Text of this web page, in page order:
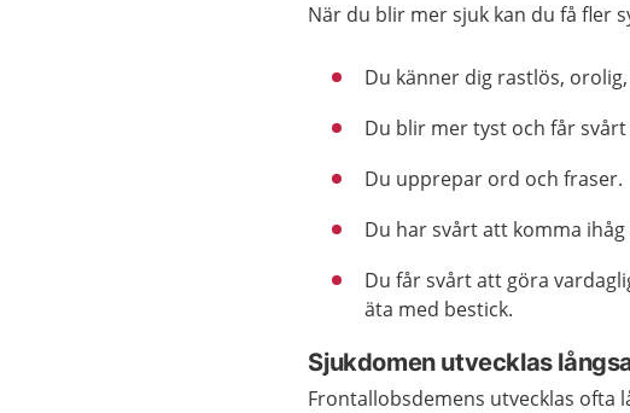
När du blir mer sjuk kan du få fler
Du känner dig rastlös,
Du blir mer tyst och får
Du upprepar ord och fraser.
Du har svårt att komma ihåg
Du får svårt att göra
äta med bestick.
Sjukdomen utvecklas
Frontallobsdemens utvecklas ofta